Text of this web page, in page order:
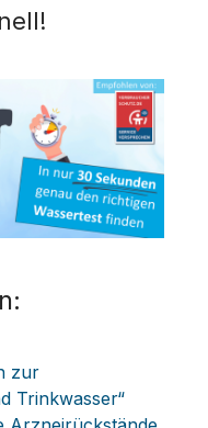
zur
Trinkwasser“